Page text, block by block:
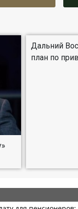
Дальний
план по